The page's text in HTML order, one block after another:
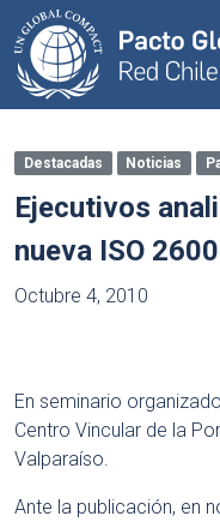
Destacadas Noticias
Ejecutivos
nueva ISO
Octubre 4, 2010
En seminario
Centro Vincular de la
Valparaíso.
Ante la publicación, en